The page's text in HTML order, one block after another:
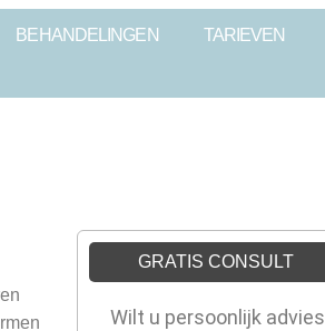
BEHANDELINGEN TARIEVEN
GRATIS CONSULT
Wilt u persoonlijk advies